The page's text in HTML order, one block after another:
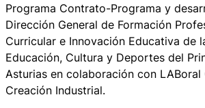
Programa Contrato-Programa y
Dirección General de Formación
Curricular e Innovación Educativa de
Educación, Cultura y Deportes del
Asturias en colaboración con
Creación Industrial.